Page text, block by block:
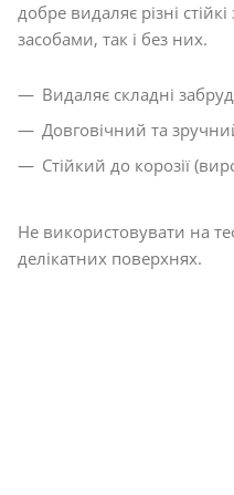
добре видаляє різні
засобами, так і без них.
Видаляє складні
Довговічний та
Стійкий до корозії
Не використовувати на
делікатних поверхнях.